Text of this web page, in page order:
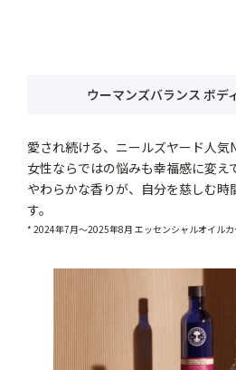
ウーマンズバランス ボデ
愛され続ける、ニールズヤード人気
女性ならではの悩みも幸福感に変え
やわらかな香りが、自分を慈しむ時
す。
* 2024年7月～2025年8月 エッセンシャルオイル